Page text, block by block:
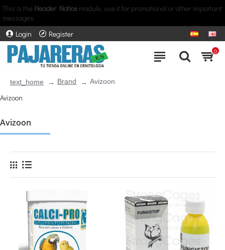
This is the Header Notice module, use it for promotional or other important
messages.
Login
Register
0
text_home Brand Avizoon
Avizoon
Avizoon